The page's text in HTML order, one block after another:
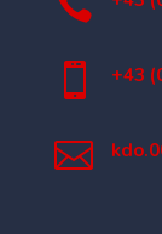
 +43
